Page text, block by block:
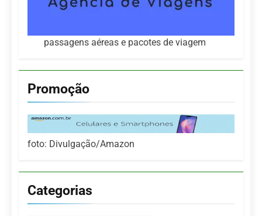
passagens aéreas e pacotes de viagem
Promoção
foto: Divulgação/Amazon
Categorias